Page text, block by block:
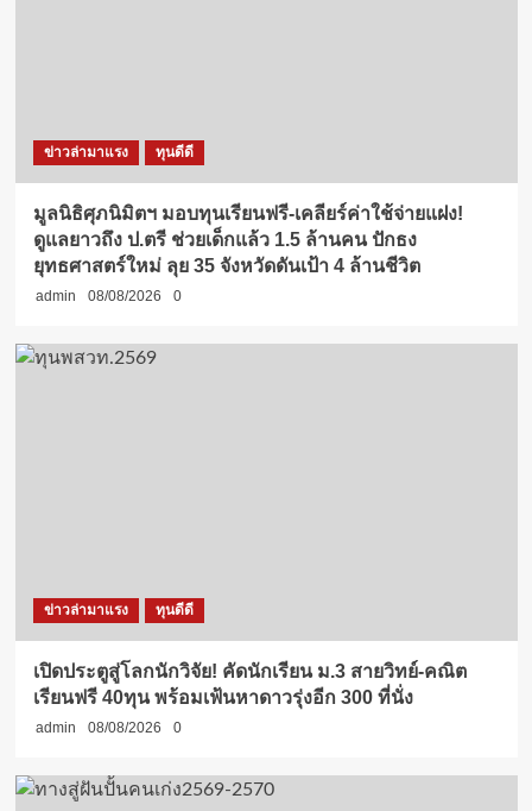
ข่าวล่ามาแรง ทุนดีดี
มูลนิธิศุภนิมิตฯ มอบทุนเรียนฟรี-เคลียร์ค่าใช้จ่ายแฝง!
ดูแลยาวถึง ป.ตรี ช่วยเด็กแล้ว 1.5 ล้านคน ปักธง
ยุทธศาสตร์ใหม่ ลุย 35 จังหวัดดันเป้า 4 ล้านชีวิต
admin 08/08/2026 0
ข่าวล่ามาแรง ทุนดีดี
เปิดประตูสู่โลกนักวิจัย! คัดนักเรียน ม.3 สายวิทย์-คณิต
เรียนฟรี 40ทุน พร้อมเฟ้นหาดาวรุ่งอีก 300 ที่นั่ง
admin 08/08/2026 0